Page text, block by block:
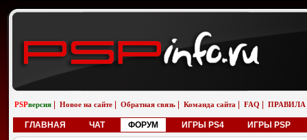
PSPверсия Новое на сайте Обратная связь Команда сайта FAQ ПРАВИЛА
ГЛАВНАЯ ЧАТ ФОРУМ ИГРЫ PS4 ИГРЫ PSP